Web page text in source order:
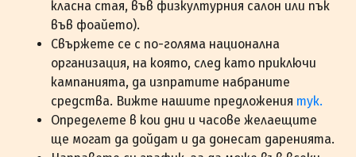
класна стая, във физкултурния салон или пък
във фоайето).
Свържете се с по-голяма национална
организация, на която, след като приключи
кампанията, да изпратите набраните
средства. Вижте нашите предложения тук.
Определете в кои дни и часове желаещите
ще могат да дойдат и да донесат даренията.